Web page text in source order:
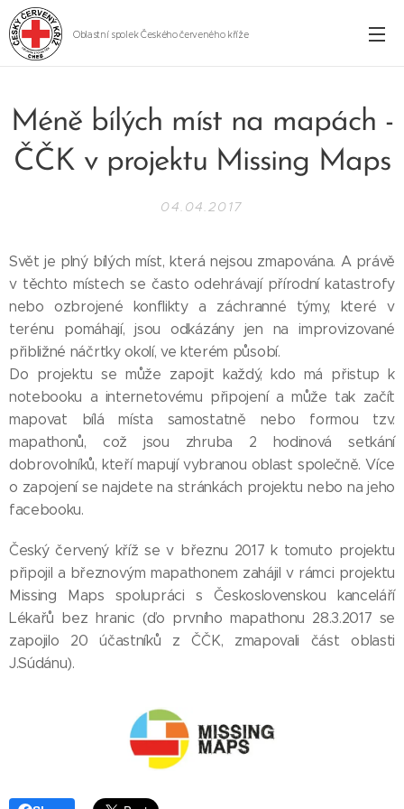
Oblastní spolek Českého červeného kříže
Méně bílých míst na mapách -
ČČK v projektu Missing Maps
04.04.2017
Svět je plný bílých míst, která nejsou zmapována. A právě
v těchto místech se často odehrávají přírodní katastrofy
nebo ozbrojené konflikty a záchranné týmy, které v
terénu pomáhají, jsou odkázány jen na improvizované
přibližné náčrtky okolí, ve kterém působí.
Do projektu se může zapojit každý, kdo má přistup k
notebooku a internetovému připojení a může tak začít
mapovat bílá místa samostatně nebo formou tzv.
mapathonů, což jsou zhruba 2 hodinová setkání
dobrovolníků, kteří mapují vybranou oblast společně. Více
o zapojení se najdete na stránkách projektu nebo na jeho
facebooku.
Český červený kříž se v březnu 2017 k tomuto projektu
připojil a březnovým mapathonem zahájil v rámci projektu
Missing Maps spolupráci s Československou kanceláří
Lékařů bez hranic (ďo prvního mapathonu 28.3.2017 se
zapojilo 20 účastníků z ČČK, zmapovali část oblasti
J.Súdánu).